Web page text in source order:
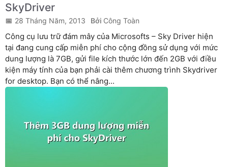
SkyDriver
28 Tháng Năm, 2013 Công Toàn
Công cụ lưu trữ đám mây của Microsofts – Sky Driver hiện
tại đang cung cấp miễn phí cho cộng đồng sử dụng với mức
dung lượng là 7GB, gửi file kích thước lớn đến 2GB với điều
kiện máy tính của bạn phải cài thêm chương trình Skydriver
for desktop. Bạn có thể nâng...